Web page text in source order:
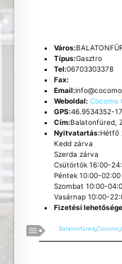
Város:
Típus:Gasztro
Tel:06703303378
Fax:
Email:
Weboldal: Cocomo
GPS:46.9534352-
Cím:Balatonfüred,
Nyitvatartás:Hétfő
Kedd zárva
Szerda zárva
Csütörtök 16:00-
Péntek 10:00-02:00
Szombat 10:00-
Vasárnap 10:00-
Fizetési
Balatonfüred,Cocomo,